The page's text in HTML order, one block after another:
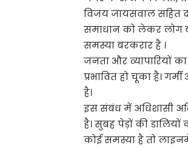
विजय जायसवाल सहित
समाधान को लेकर लोग
समस्या बरकरार है ।
जनता और व्यापारियों
प्रभावित हो चूका है।
है।
इस संबंध में अधिशासी
है। सुबह पेड़ों की
कोई समस्या है तो